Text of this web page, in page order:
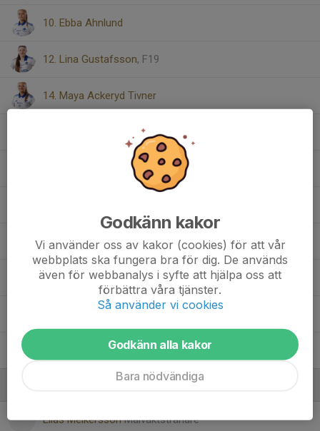
10. Ebba Ahnlund
12. Lina Gustafsson, F19
14. Maya Ackeryd Tivner
, F19
19. Emma Kreicberg
19. Gabriella Tongur, F19
30. Hillevie Ströbeck, F19
Elias MelkerssonMålvaktstränare
Godkänn kakor
Vi använder oss av kakor (cookies) för att vår
webbplats ska fungera bra för dig. De används
även för webbanalys i syfte att hjälpa oss att
förbättra våra tjänster.
Så använder vi cookies
Godkänn alla kakor
Bara nödvändiga